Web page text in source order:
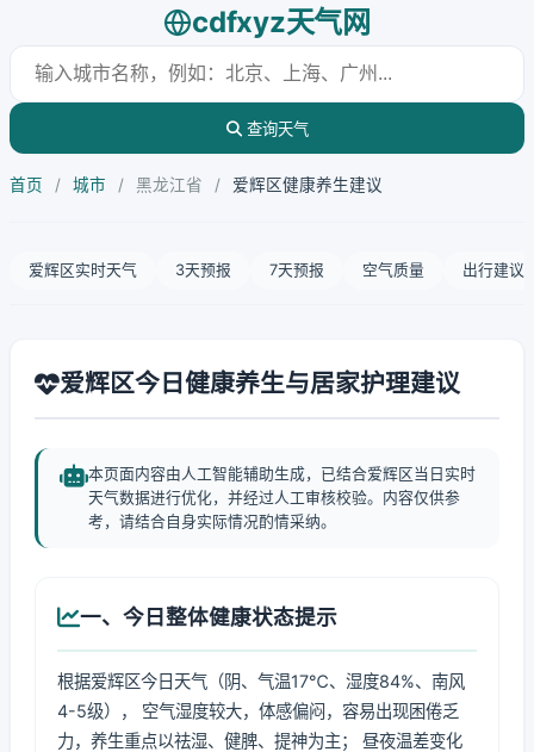
cdfxyz天气网
查询天气
首页 / 城市 / 黑龙江省 / 爱辉区健康养生建议
爱辉区实时天气 3天预报 7天预报 空气质量 出行建议
爱辉区今日健康养生与居家护理建议
本页面内容由人工智能辅助生成，已结合爱辉区当日实时
天气数据进行优化，并经过人工审核校验。内容仅供参
考，请结合自身实际情况酌情采纳。
一、今日整体健康状态提示
根据爱辉区今日天气（阴、气温17℃、湿度84%、南风
4-5级）， 空气湿度较大，体感偏闷，容易出现困倦乏
力，养生重点以祛湿、健脾、提神为主； 昼夜温差变化